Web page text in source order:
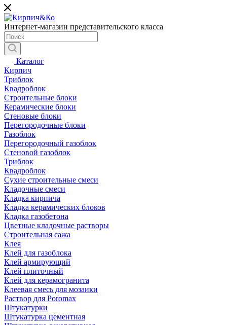
Интернет-магазин представительского класса
Каталог
Кирпич
Триблок
Квадроблок
Строительные блоки
Керамические блоки
Стеновые блоки
Перегородочные блоки
Газоблок
Перегородочный газоблок
Стеновой газоблок
Триблок
Квадроблок
Сухие строительные смеси
Кладочные смеси
Кладка кирпича
Кладка керамических блоков
Кладка газобетона
Цветные кладочные растворы
Строительная сажа
Клея
Клей для газоблока
Клей армирующий
Клей плиточный
Клей для керамогранита
Клеевая смесь для мозаики
Раствор для Poromax
Штукатурки
Штукатурка цементная